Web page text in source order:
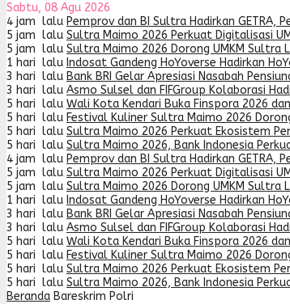
Sabtu, 08 Agu 2026
4 jam lalu Pemprov dan BI Sultra Hadirkan GETRA,
5 jam lalu Sultra Maimo 2026 Perkuat Digitalisasi
5 jam lalu Sultra Maimo 2026 Dorong UMKM Sultra
1 hari lalu Indosat Gandeng HoYoverse Hadirkan
3 hari lalu Bank BRI Gelar Apresiasi Nasabah
3 hari lalu Asmo Sulsel dan FIFGroup Kolaborasi
5 hari lalu Wali Kota Kendari Buka Finspora 2026
5 hari lalu Festival Kuliner Sultra Maimo 2026
5 hari lalu Sultra Maimo 2026 Perkuat Ekosistem
5 hari lalu Sultra Maimo 2026, Bank Indonesia
4 jam lalu Pemprov dan BI Sultra Hadirkan GETRA,
5 jam lalu Sultra Maimo 2026 Perkuat Digitalisasi
5 jam lalu Sultra Maimo 2026 Dorong UMKM Sultra
1 hari lalu Indosat Gandeng HoYoverse Hadirkan
3 hari lalu Bank BRI Gelar Apresiasi Nasabah
3 hari lalu Asmo Sulsel dan FIFGroup Kolaborasi
5 hari lalu Wali Kota Kendari Buka Finspora 2026
5 hari lalu Festival Kuliner Sultra Maimo 2026
5 hari lalu Sultra Maimo 2026 Perkuat Ekosistem
5 hari lalu Sultra Maimo 2026, Bank Indonesia
Beranda Bareskrim Polri